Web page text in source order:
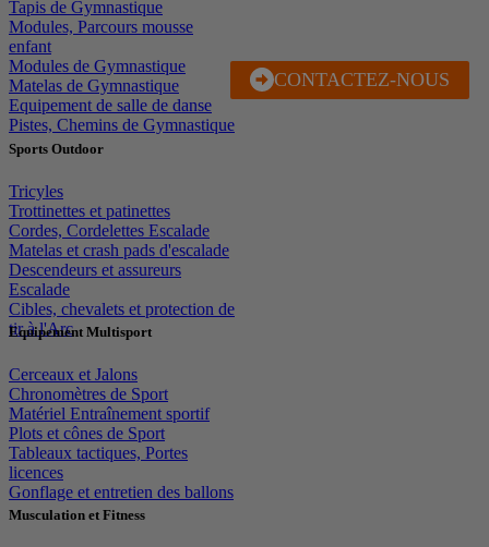
J'EN PROFITE
CONTACTEZ-NOUS
Tapis de Gymnastique
Modules, Parcours mousse
enfant
Modules de Gymnastique
Matelas de Gymnastique
Equipement de salle de danse
Pistes, Chemins de Gymnastique
Sports Outdoor
Tricyles
Trottinettes et patinettes
Cordes, Cordelettes Escalade
Matelas et crash pads d'escalade
Descendeurs et assureurs
Escalade
Cibles, chevalets et protection de
tir à l'Arc
Equipement Multisport
Cerceaux et Jalons
Chronomètres de Sport
Matériel Entraînement sportif
Plots et cônes de Sport
Tableaux tactiques, Portes
licences
Gonflage et entretien des ballons
Musculation et Fitness